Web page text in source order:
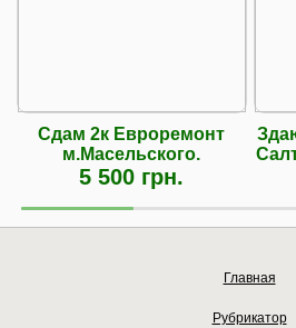
Сдам 2к Евроремонт
м.Масельского.
5 500 грн.
Главная
Рубрикатор